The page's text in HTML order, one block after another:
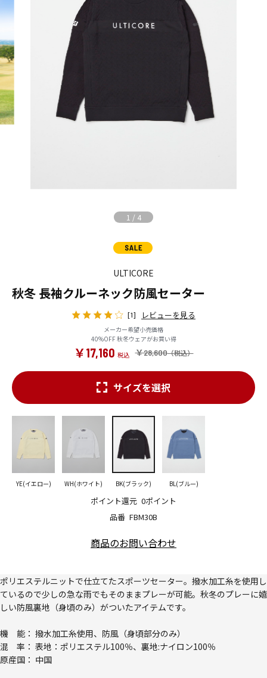
1 / 4
ULTICORE
秋冬 長袖クルーネック防風セーター
[1] レビューを見る
メーカー希望小売価格
40%OFF 秋冬ウェアがお買い得
￥28,600
￥17,160
品番 FBM30B
ポイント還元 0ポイント
サイズを選択
YE(イエロー) WH(ホワイト) BK(ブラック) BL(ブルー)
商品のお問い合わせ
ポリエステルニットで仕立てたスポーツセーター。撥水加工糸を使用し
ているので少しの急な雨でもそのままプレーが可能。秋冬のプレーに嬉
しい防風裏地（身頃のみ）がついたアイテムです。
機 能： 撥水加工糸使用、防風（身頃部分のみ）
混 率： 表地：ポリエステル100％、裏地:ナイロン100％
原産国： 中国